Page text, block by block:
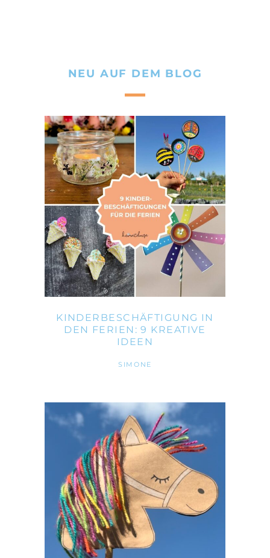
NEU AUF DEM BLOG
KINDERBESCHÄFTIGUNG IN
DEN FERIEN: 9 KREATIVE
IDEEN
SIMONE